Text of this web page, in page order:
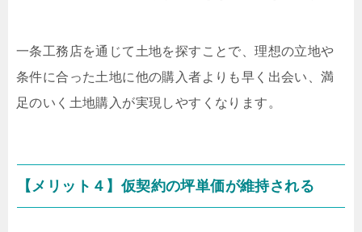
一条工務店を通じて土地を探すことで、理想の立地や
条件に合った土地に他の購入者よりも早く出会い、満
足のいく土地購入が実現しやすくなります。
【メリット４】仮契約の坪単価が維持される